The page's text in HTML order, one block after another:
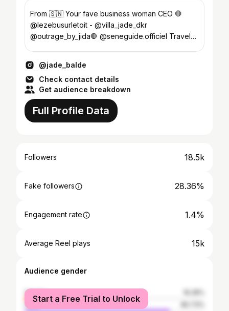
From 🇸🇳 Your fave business woman CEO 🛑
@lezebusurletoit - @villa_jade_dkr
@outrage_by_jida🛑 @seneguide.officiel Travel-
@jade_balde
Check contact details
Get audience breakdown
Full Profile Data
Followers 18.5k
Fake followers 28.36%
Engagement rate 1.4%
Average Reel plays 15k
Audience gender
female
male
Start a Free Trial to Unlock